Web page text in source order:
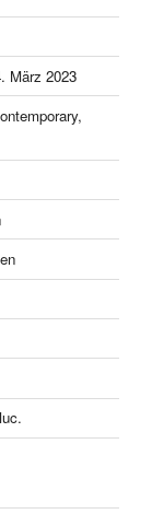
März 2023